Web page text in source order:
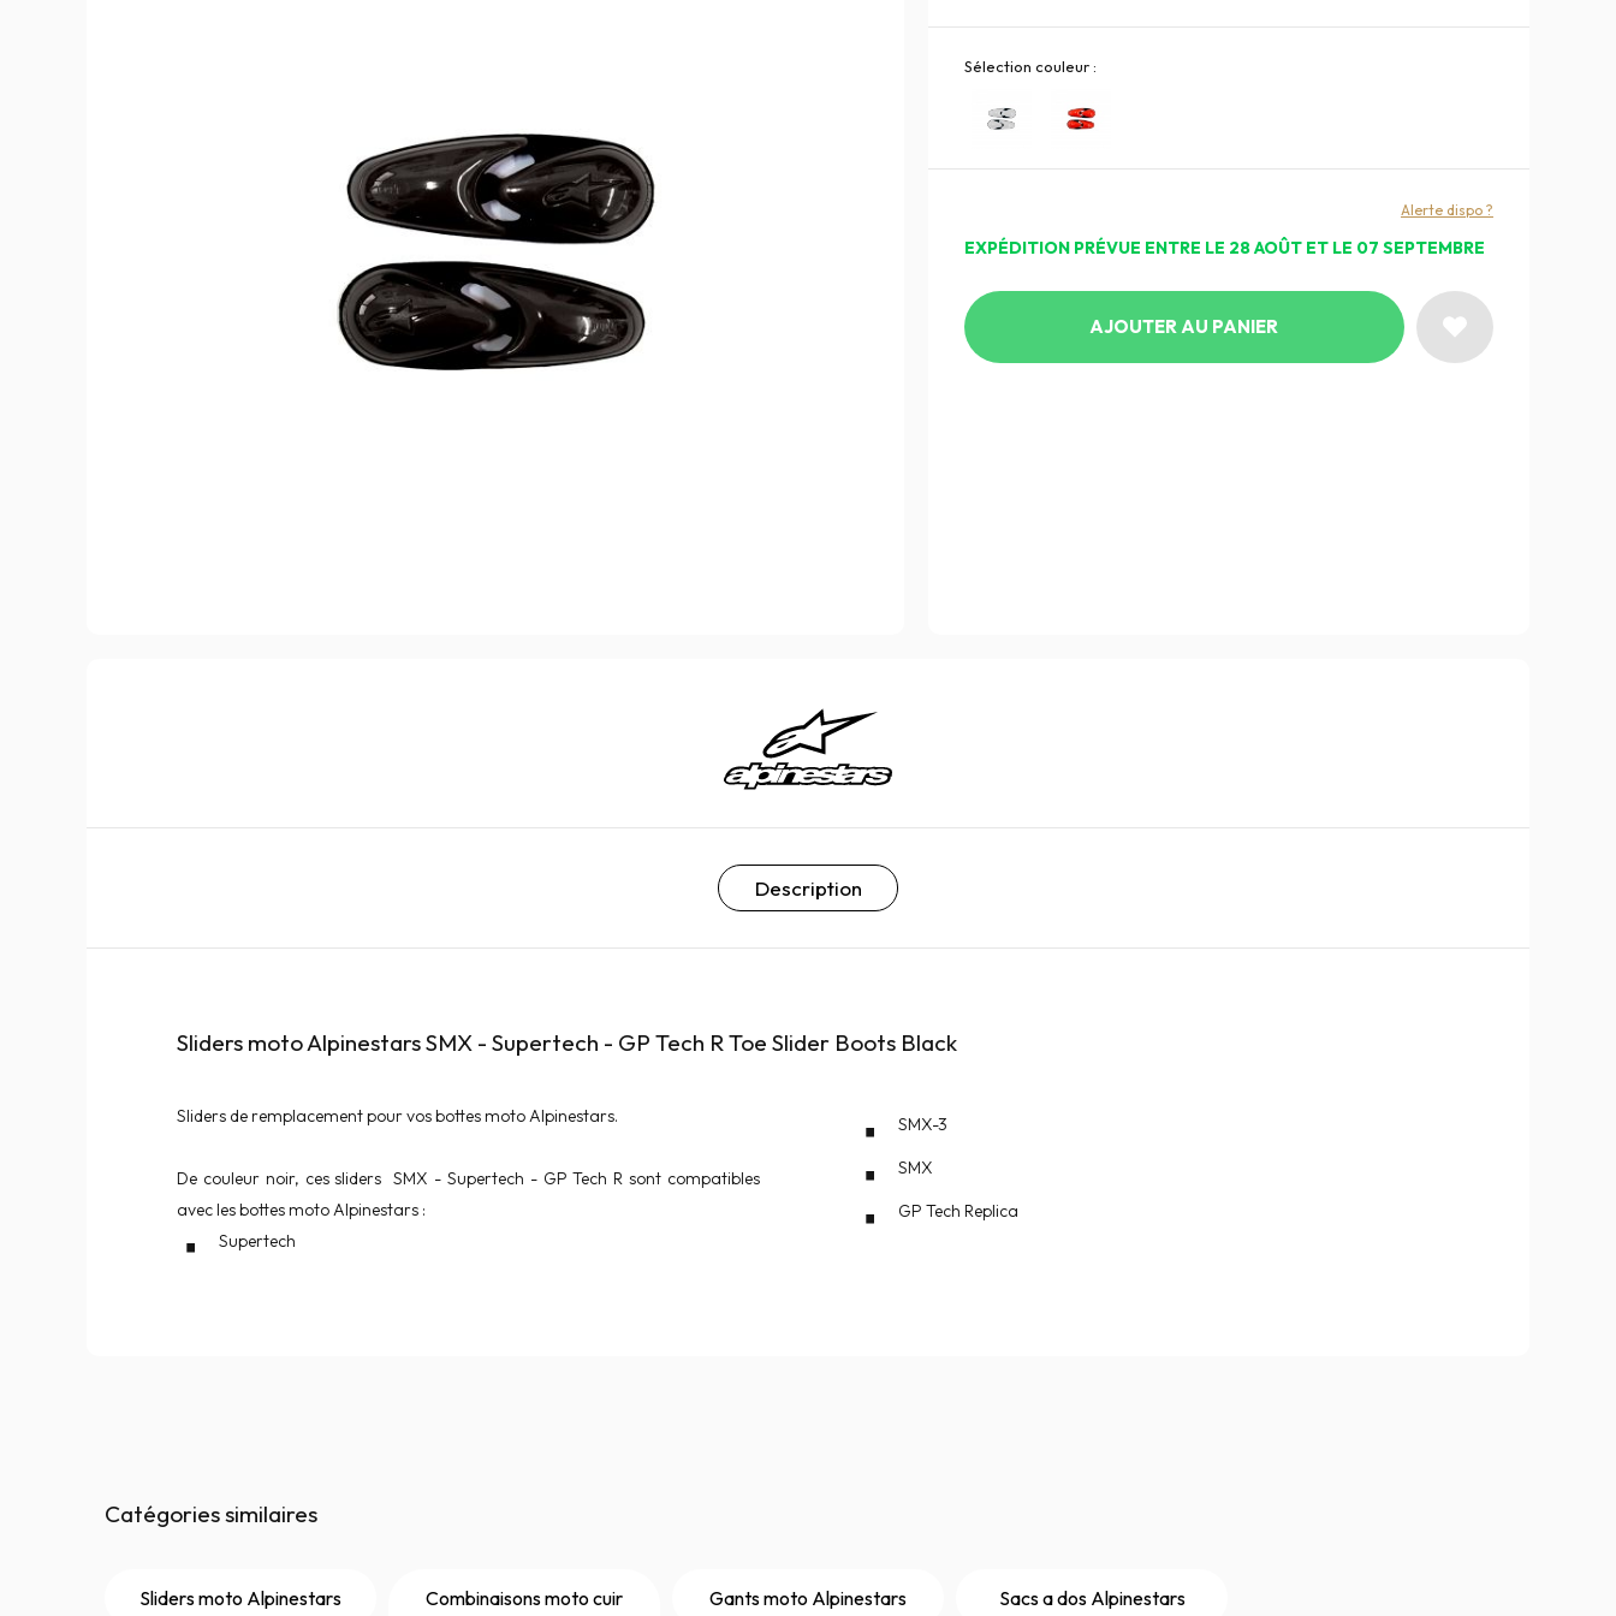
Sélection couleur :
EXPÉDITION PRÉVUE ENTRE LE 28 AOÛT ET LE 07 SEPTEMBRE
Alerte dispo ?
AJOUTER AU PANIER
Description
Sliders moto Alpinestars SMX - Supertech - GP Tech R Toe Slider Boots Black
Sliders de remplacement pour vos bottes moto Alpinestars.
De couleur noir, ces sliders SMX - Supertech - GP Tech R sont compatibles
avec les bottes moto Alpinestars :
Supertech
SMX-3
SMX
GP Tech Replica
Catégories similaires
Sliders moto Alpinestars
Combinaisons moto cuir
Gants moto Alpinestars Sacs a dos Alpinestars